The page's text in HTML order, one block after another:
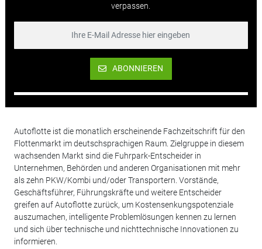
verpassen.
ABONNIEREN
Autoflotte ist die monatlich erscheinende Fachzeitschrift für den
Flottenmarkt im deutschsprachigen Raum. Zielgruppe in diesem
wachsenden Markt sind die Fuhrpark-Entscheider in
Unternehmen, Behörden und anderen Organisationen mit mehr
als zehn PKW/Kombi und/oder Transportern. Vorstände,
Geschäftsführer, Führungskräfte und weitere Entscheider
greifen auf Autoflotte zurück, um Kostensenkungspotenziale
auszumachen, intelligente Problemlösungen kennen zu lernen
und sich über technische und nichttechnische Innovationen zu
informieren.